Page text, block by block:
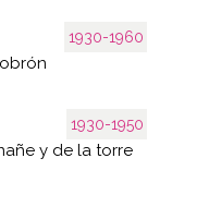
1930-1960
1930-1950
y de la torre